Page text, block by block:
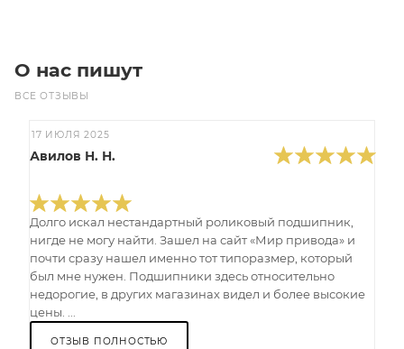
О нас пишут
ВСЕ ОТЗЫВЫ
17 ИЮЛЯ 2025
Авилов Н. Н.
Долго искал нестандартный роликовый подшипник,
нигде не могу найти. Зашел на сайт «Мир привода» и
почти сразу нашел именно тот типоразмер, который
был мне нужен. Подшипники здесь относительно
недорогие, в других магазинах видел и более высокие
цены. ...
ОТЗЫВ ПОЛНОСТЬЮ